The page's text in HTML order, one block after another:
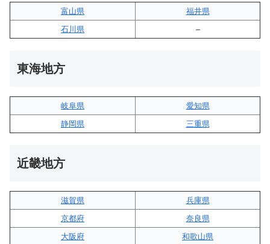
富山県
福井県
石川県
–
東海地方
岐阜県
愛知県
静岡県
三重県
近畿地方
滋賀県
兵庫県
京都府
奈良県
大阪府
和歌山県